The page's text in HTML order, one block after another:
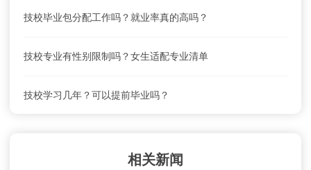
技校毕业包分配工作吗？就业率真的高吗？
技校专业有性别限制吗？女生适配专业清单
技校学习几年？可以提前毕业吗？
相关新闻